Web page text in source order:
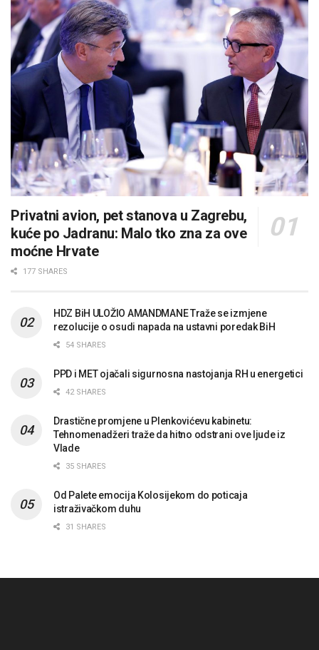
Privatni avion, pet stanova u Zagrebu,
kuće po Jadranu: Malo tko zna za ove
moćne Hrvate
177 SHARES
HDZ BiH ULOŽIO AMANDMANE Traže se izmjene
rezolucije o osudi napada na ustavni poredak BiH
54 SHARES
PPD i MET ojačali sigurnosna nastojanja RH u energetici
42 SHARES
Drastične promjene u Plenkovićevu kabinetu:
Tehnomenadžeri traže da hitno odstrani ove ljude iz
Vlade
35 SHARES
Od Palete emocija Kolosijekom do poticaja
istraživačkom duhu
31 SHARES